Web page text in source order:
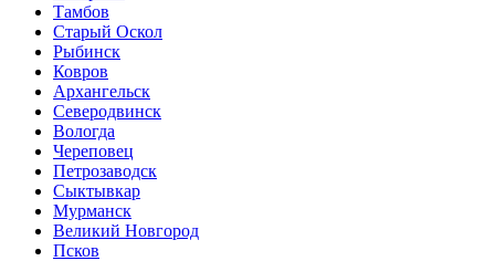
Тамбов
Старый Оскол
Рыбинск
Ковров
Архангельск
Северодвинск
Вологда
Череповец
Петрозаводск
Сыктывкар
Мурманск
Великий Новгород
Псков